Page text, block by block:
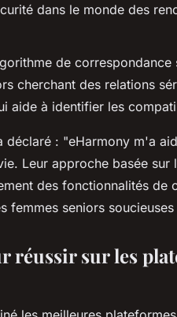
dans le monde des
de correspondance
cherchant des relations
aide à identifier les
déclaré : "eHarmony m'a
Leur approche basée
des fonctionnalités de
femmes seniors
réussir sur les